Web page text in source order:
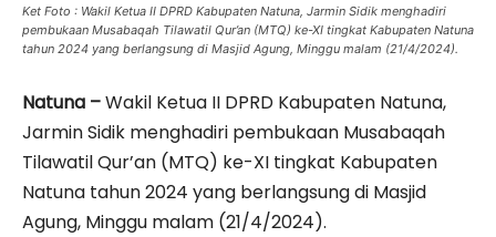
Ket Foto : Wakil Ketua II DPRD Kabupaten Natuna, Jarmin Sidik menghadiri
pembukaan Musabaqah Tilawatil Qur’an (MTQ) ke-XI tingkat Kabupaten Natuna
tahun 2024 yang berlangsung di Masjid Agung, Minggu malam (21/4/2024).
Natuna –Wakil Ketua II DPRD Kabupaten Natuna,
Jarmin Sidik menghadiri pembukaan Musabaqah
Tilawatil Qur’an (MTQ) ke-XI tingkat Kabupaten
Natuna tahun 2024 yang berlangsung di Masjid
Agung, Minggu malam (21/4/2024).